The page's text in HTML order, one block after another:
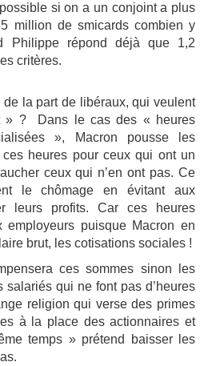
si on a un conjoint a plus
million de smicards combien y
Philippe répond déjà que 1,2
critères.
la part de libéraux, qui veulent
» ? Dans le cas des « heures
», Macron pousse les
heures pour ceux qui ont un
ceux qui n’en ont pas. Ce
le chômage en évitant aux
leurs profits. Car ces heures
employeurs puisque Macron en
brut, les cotisations sociales !
ces sommes sinon les
salariés qui ne font pas d’heures
religion qui verse des primes
à la place des actionnaires et
temps » prétend baisser les